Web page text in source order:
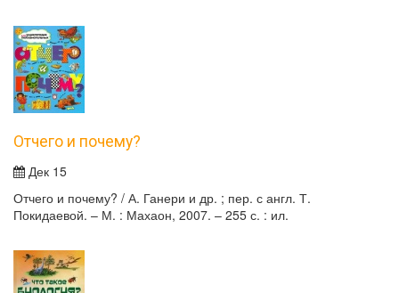
Отчего и почему?
Дек 15
Отчего и почему? / А. Ганери и др. ; пер. с англ. Т.
Покидаевой. – М. : Махаон, 2007. – 255 с. : ил.